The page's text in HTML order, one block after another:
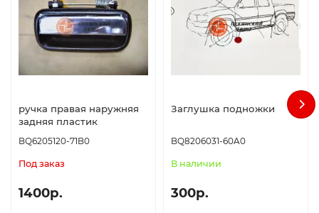
ручка правая наружняя
задняя пластик
BQ6205120-71B0
Под заказ
1400р.
Заглушка подножки
BQ8206031-60A0
В наличии
300р.